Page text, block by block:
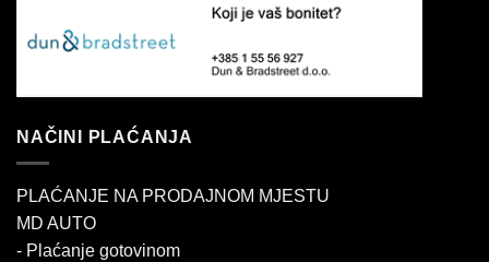
NAČINI PLAĆANJA
PLAĆANJE NA PRODAJNOM MJESTU
MD AUTO
- Plaćanje gotovinom